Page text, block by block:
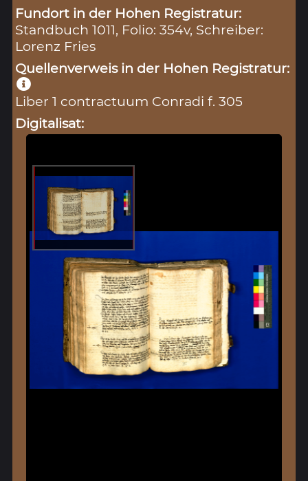
Fundort in der Hohen Registratur:
Standbuch 1011, Folio: 354v, Schreiber:
Lorenz Fries
Quellenverweis in der Hohen Registratur:
Liber 1 contractuum Conradi f. 305
Digitalisat: